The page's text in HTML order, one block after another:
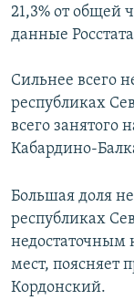
21,3% от общей
данные Росстата
Сильнее всего
республиках
всего занятого
Кабардино-
Большая доля
республиках
недостаточным
мест,
Кордонский.